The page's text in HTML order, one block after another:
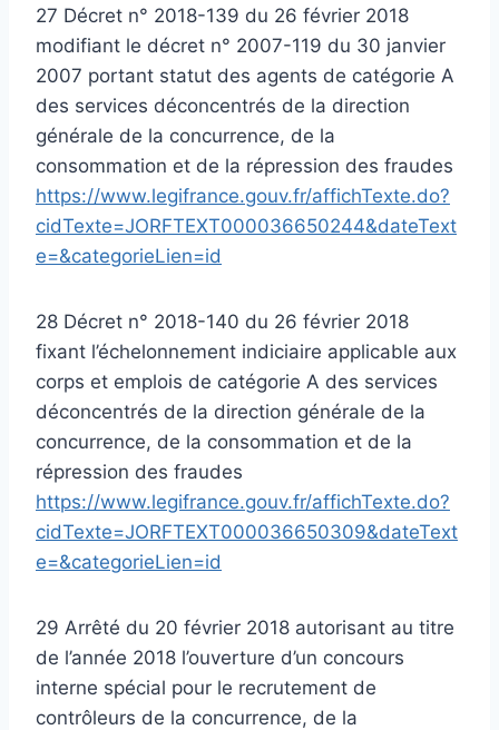
27 Décret n° 2018-139 du 26 février 2018
modifiant le décret n° 2007-119 du 30 janvier
2007 portant statut des agents de catégorie A
des services déconcentrés de la direction
générale de la concurrence, de la
consommation et de la répression des fraudes
https://www.legifrance.gouv.fr/affichTexte.do?
cidTexte=JORFTEXT000036650244&dateText
e=&categorieLien=id
28 Décret n° 2018-140 du 26 février 2018
fixant l’échelonnement indiciaire applicable aux
corps et emplois de catégorie A des services
déconcentrés de la direction générale de la
concurrence, de la consommation et de la
répression des fraudes
https://www.legifrance.gouv.fr/affichTexte.do?
cidTexte=JORFTEXT000036650309&dateText
e=&categorieLien=id
29 Arrêté du 20 février 2018 autorisant au titre
de l’année 2018 l’ouverture d’un concours
interne spécial pour le recrutement de
contrôleurs de la concurrence, de la